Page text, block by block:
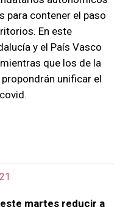
para contener el paso
En este
y el País Vasco
que los de la
unificar el
martes reducir a